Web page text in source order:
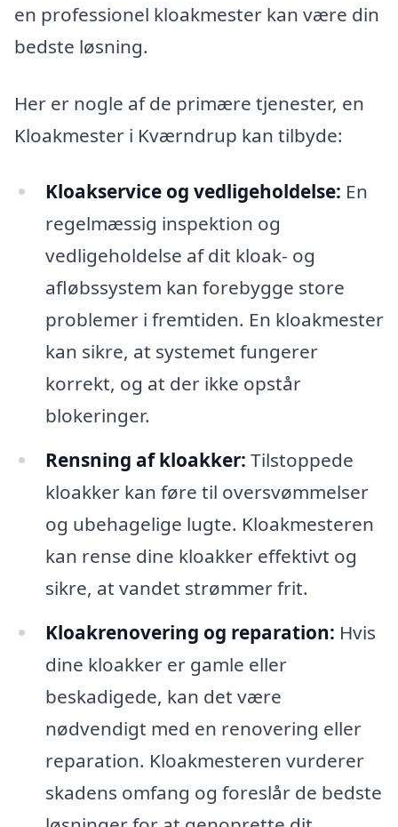
en professionel kloakmester kan være din
bedste løsning.
Her er nogle af de primære tjenester, en
Kloakmester i Kværndrup kan tilbyde:
Kloakservice og vedligeholdelse: En
regelmæssig inspektion og
vedligeholdelse af dit kloak- og
afløbssystem kan forebygge store
problemer i fremtiden. En kloakmester
kan sikre, at systemet fungerer
korrekt, og at der ikke opstår
blokeringer.
Rensning af kloakker: Tilstoppede
kloakker kan føre til oversvømmelser
og ubehagelige lugte. Kloakmesteren
kan rense dine kloakker effektivt og
sikre, at vandet strømmer frit.
Kloakrenovering og reparation: Hvis
dine kloakker er gamle eller
beskadigede, kan det være
nødvendigt med en renovering eller
reparation. Kloakmesteren vurderer
skadens omfang og foreslår de bedste